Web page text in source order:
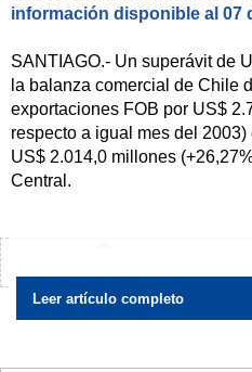
información disponible al 07
SANTIAGO.- Un superávit de
la balanza comercial de Chile
exportaciones FOB por US$
respecto a igual mes del
US$ 2.014,0 millones
Central.
Leer artículo completo